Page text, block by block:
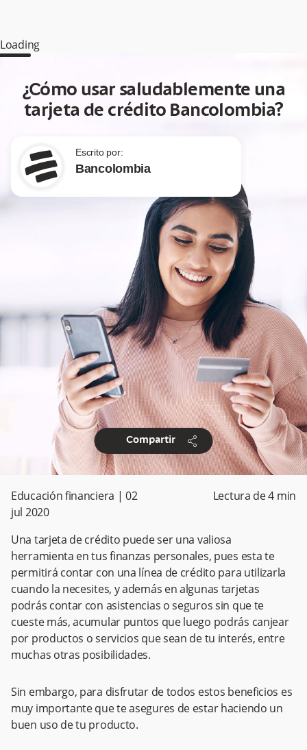
Loading
¿Cómo usar saludablemente una
tarjeta de crédito Bancolombia?
Escrito por:
Bancolombia
Compartir share
Educación financiera | 02
jul 2020
Lectura de4 min
Una tarjeta de crédito puede ser una valiosa
herramienta en tus finanzas personales, pues esta te
permitirá contar con una línea de crédito para utilizarla
cuando la necesites, y además en algunas tarjetas
podrás contar con asistencias o seguros sin que te
cueste más, acumular puntos que luego podrás canjear
por productos o servicios que sean de tu interés, entre
muchas otras posibilidades.
Sin embargo, para disfrutar de todos estos beneficios es
muy importante que te asegures de estar haciendo un
buen uso de tu producto.